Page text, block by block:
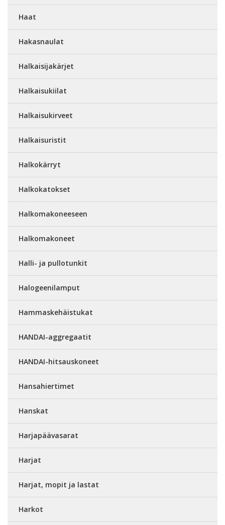
Haat
Hakasnaulat
Halkaisijakärjet
Halkaisukiilat
Halkaisukirveet
Halkaisuristit
Halkokärryt
Halkokatokset
Halkomakoneeseen
Halkomakoneet
Halli- ja pullotunkit
Halogeenilamput
Hammaskehäistukat
HANDAI-aggregaatit
HANDAI-hitsauskoneet
Hansahiertimet
Hanskat
Harjapäävasarat
Harjat
Harjat, mopit ja lastat
Harkot